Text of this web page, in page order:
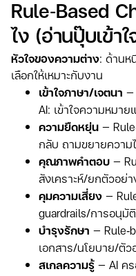
Rule‑based
ไง (อ่านปุ๊บเข้า
หัวใจของความต่าง: ด้านห
เลือกให้เหมาะกับงาน
เข้าใจภาษา/เจตนา —
AI: เข้าใจความหมาย
ความยืดหยุ่น —
กลับ ถามขยายความ
คุณภาพคำตอบ —
สังเคราะห์/ยกตัวอย่
คุมความเสี่ยง —
guardrails/การอนุมั
บำรุงรักษา —
เอกสาร/นโยบาย/ตัว
สเกลความรู้ — AI ค